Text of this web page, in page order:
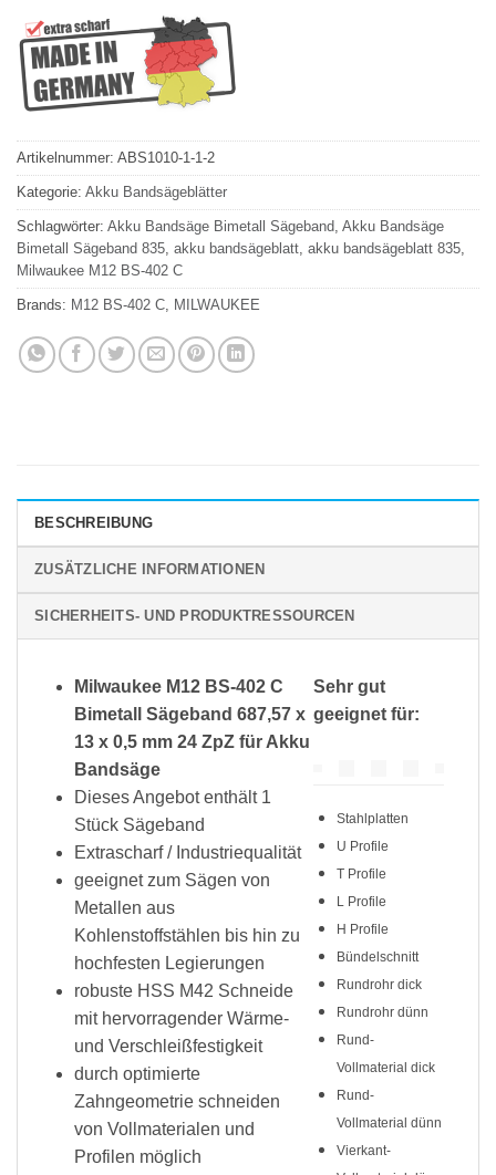
Artikelnummer: ABS1010-1-1-2
Kategorie: Akku Bandsägeblätter
Schlagwörter: Akku Bandsäge Bimetall Sägeband, Akku Bandsäge
Bimetall Sägeband 835, akku bandsägeblatt, akku bandsägeblatt 835,
Milwaukee M12 BS-402 C
Brands: M12 BS-402 C, MILWAUKEE
BESCHREIBUNG
ZUSÄTZLICHE INFORMATIONEN
SICHERHEITS- UND PRODUKTRESSOURCEN
Milwaukee M12 BS-402 C
Bimetall Sägeband 687,57 x
13 x 0,5 mm 24 ZpZ für Akku
Bandsäge
Dieses Angebot enthält 1
Stück Sägeband
Extrascharf / Industriequalität
geeignet zum Sägen von
Metallen aus
Kohlenstoffstählen bis hin zu
hochfesten Legierungen
robuste HSS M42 Schneide
mit hervorragender Wärme-
und Verschleißfestigkeit
durch optimierte
Zahngeometrie schneiden
von Vollmaterialen und
Profilen möglich
Sehr gut
geeignet für:
Stahlplatten
U Profile
T Profile
L Profile
H Profile
Bündelschnitt
Rundrohr dick
Rundrohr dünn
Rund-
Vollmaterial dick
Rund-
Vollmaterial dünn
Vierkant-